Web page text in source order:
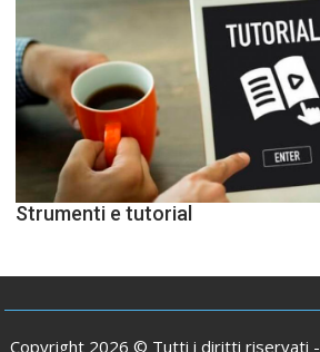
Strumenti e tutorial
Copyright 2026 © Tutti i diritti riservati -